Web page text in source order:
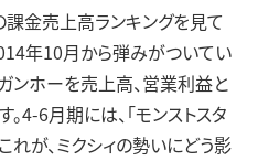
課金売上高ランキングを見て
年10月から弾みがついてい
ンホーを売上高、営業利益と
4-6月期には、「モンストスタ
れが、ミクシィの勢いにどう影